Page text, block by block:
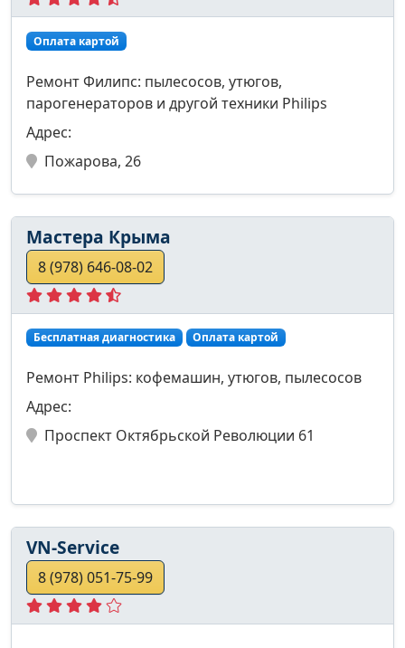
Оплата картой
Ремонт Филипс: пылесосов, утюгов,
парогенераторов и другой техники Philips
Адрес:
Пожарова, 26
Мастера Крыма
8 (978) 646-08-02
Бесплатная диагностика Оплата картой
Ремонт Philips: кофемашин, утюгов, пылесосов
Адрес:
Проспект Октябрьской Революции 61
VN-Service
8 (978) 051-75-99